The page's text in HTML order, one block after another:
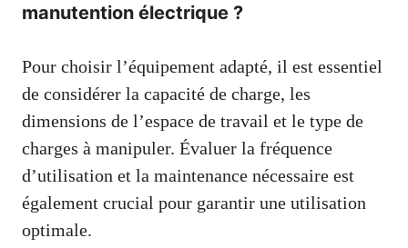
manutention électrique ?
Pour choisir l’équipement adapté, il est essentiel
de considérer la capacité de charge, les
dimensions de l’espace de travail et le type de
charges à manipuler. Évaluer la fréquence
d’utilisation et la maintenance nécessaire est
également crucial pour garantir une utilisation
optimale.